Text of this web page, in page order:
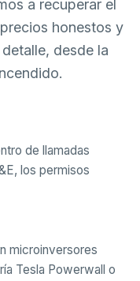
a recuperar el
honestos y
desde la
de llamadas
los permisos
microinversores
Tesla Powerwall o